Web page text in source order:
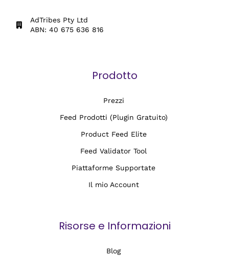
AdTribes Pty Ltd
ABN: 40 675 636 816
Prodotto
Prezzi
Feed Prodotti (Plugin Gratuito)
Product Feed Elite
Feed Validator Tool
Piattaforme Supportate
Il mio Account
Risorse e Informazioni
Blog